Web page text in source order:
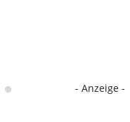
- Anzeige -